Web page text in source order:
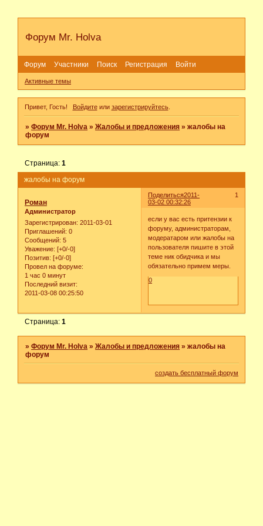
Форум Mr. Holva
Форум Участники Поиск Регистрация Войти
Активные темы
Привет, Гость! Войдитеили зарегистрируйтесь.
»Форум Mr. Holva »Жалобы и предложения »жалобы на
форум
жалобы на форум
Страница:1
Поделиться 1
2011-
03-02 00:32:26
Роман
Администратор
Зарегистрирован: 2011-03-01
Приглашений: 0
Сообщений: 5
Уважение: [+0/-0]
Позитив: [+0/-0]
Провел на форуме:
1 час 0 минут
Последний визит:
2011-03-08 00:25:50
если у вас есть притензии к
форуму, администраторам,
модератаром или жалобы на
пользователя пишите в этой
теме ник обидчика и мы
обязательно примем меры.
0
Страница:1
»Форум Mr. Holva »Жалобы и предложения »жалобы на
форум
создать бесплатный форум